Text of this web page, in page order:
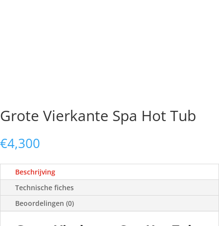
Grote Vierkante Spa Hot Tub
€4,300
Beschrijving
Technische fiches
Beoordelingen (0)